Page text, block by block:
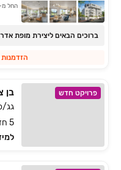
החל
ברוכים הבאים ליצירת מופת
פרויקט חדש בן
גג/
5 חדרים • קומה 2 • 135 מ״ר